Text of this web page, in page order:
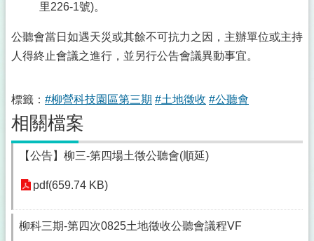
里226-1號)。
公聽會當日如遇天災或其餘不可抗力之因，主辦單位或主持
人得終止會議之進行，並另行公告會議異動事宜。
標籤： #柳營科技園區第三期 #土地徵收 #公聽會
相關檔案
【公告】柳三-第四場土徵公聽會(順延)
pdf(659.74 KB)
柳科三期-第四次0825土地徵收公聽會議程VF